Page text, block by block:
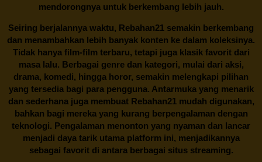
mendorongnya untuk berkembang lebih jauh.
Seiring berjalannya waktu, Rebahan21 semakin berkembang
dan menambahkan lebih banyak konten ke dalam koleksinya.
Tidak hanya film-film terbaru, tetapi juga klasik favorit dari
masa lalu. Berbagai genre dan kategori, mulai dari aksi,
drama, komedi, hingga horor, semakin melengkapi pilihan
yang tersedia bagi para pengguna. Antarmuka yang menarik
dan sederhana juga membuatRebahan21mudah digunakan,
bahkan bagi mereka yang kurang berpengalaman dengan
teknologi. Pengalaman menonton yang nyaman dan lancar
menjadi daya tarik utama platform ini, menjadikannya
sebagai favorit di antara berbagai situs streaming.